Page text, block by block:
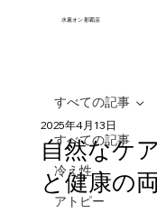
水素オン 那覇店
すべての記事
冷え性
アトピー
すべての記事
自然なケ
と健康の
2025年4月13日